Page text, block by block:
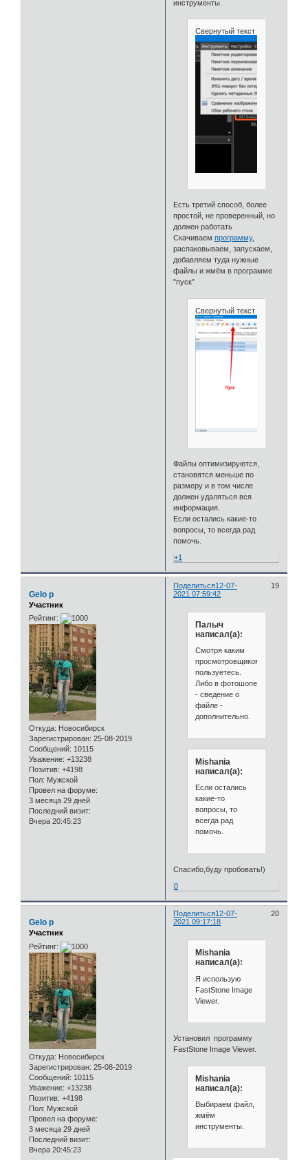
инструменты.
Свернутый текст
Есть третий способ, более
простой, не проверенный, но
должен работать
Скачиваемпрограмму,
распаковываем, запускаем,
добавляем туда нужные
файлы и жмём в программе
"пуск"
Свернутый текст
Файлы оптимизируются,
становятся меньше по
размеру и в том числе
должен удаляться вся
информация.
Если остались какие-то
вопросы, то всегда рад
помочь.
+1
Поделиться 19
12-07-
2021 07:59:42
Gelo p
Участник
Рейтинг:
Откуда: Новосибирск
Зарегистрирован: 25-08-2019
Сообщений: 10115
Уважение: +13238
Позитив: +4198
Пол: Мужской
Провел на форуме:
3 месяца 29 дней
Последний визит:
Вчера 20:45:23
Палыч
написал(а):
Смотря каким
просмотровщиком
пользуетесь.
Либо в фотошопе
- сведение о
файле -
дополнительно.
Mishania
написал(а):
Если остались
какие-то
вопросы, то
всегда рад
помочь.
Спасибо,буду пробовать!)
0
Поделиться 20
12-07-
2021 09:17:18
Gelo p
Участник
Рейтинг:
Откуда: Новосибирск
Зарегистрирован: 25-08-2019
Сообщений: 10115
Уважение: +13238
Позитив: +4198
Пол: Мужской
Провел на форуме:
3 месяца 29 дней
Последний визит:
Вчера 20:45:23
Mishania
написал(а):
Я использую
FastStone Image
Viewer.
Установил программу
FastStone Image Viewer.
Mishania
написал(а):
Выбираем файл,
жмём
инструменты.